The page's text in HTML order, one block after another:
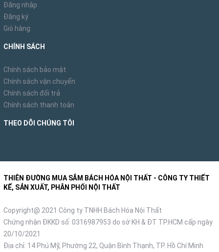
Đăng nhập
Đăng ký
Giỏ hàng
CHÍNH SÁCH
Chính sách bảo mật
Chính sách vận chuyển
Chính sách đổi trả
Chính sách thanh toán
THEO DÕI CHÚNG TÔI
THIÊN ĐƯỜNG MUA SẮM BÁCH HÓA NỘI THẤT - CÔNG TY THIẾT
KẾ, SẢN XUẤT, PHÂN PHỐI NỘI THẤT
Copyright@ 2021 Công ty TNHH Bách Hóa Nội Thất
Chứng nhận ĐKKD số: 0316987953 do sở KH & ĐT TP.HCM cấp ngày
20/10/2021
Địa chỉ: 14 Phú Mỹ, Phường 22, Quận Bình Thạnh, TP. Hồ Chí Minh